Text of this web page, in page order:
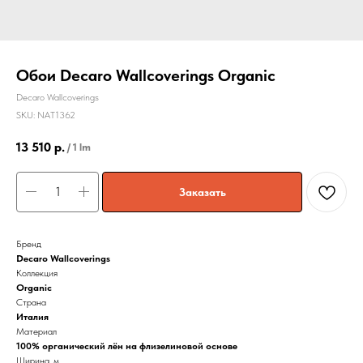
Обои Decaro Wallcoverings Organic
Decaro Wallcoverings
SKU: NAT1362
13 510 р. / 1 lm
Заказать
Бренд
Decaro Wallcoverings
Коллекция
Organic
Страна
Италия
Материал
100% органический лён на флизелиновой основе
Ширина, м